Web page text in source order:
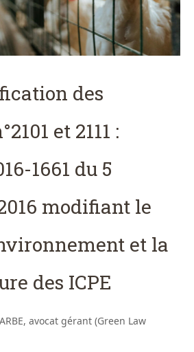
des
et 2111 :
1661 du 5
modifiant le
et la
des ICPE
avocat gérant (Green Law